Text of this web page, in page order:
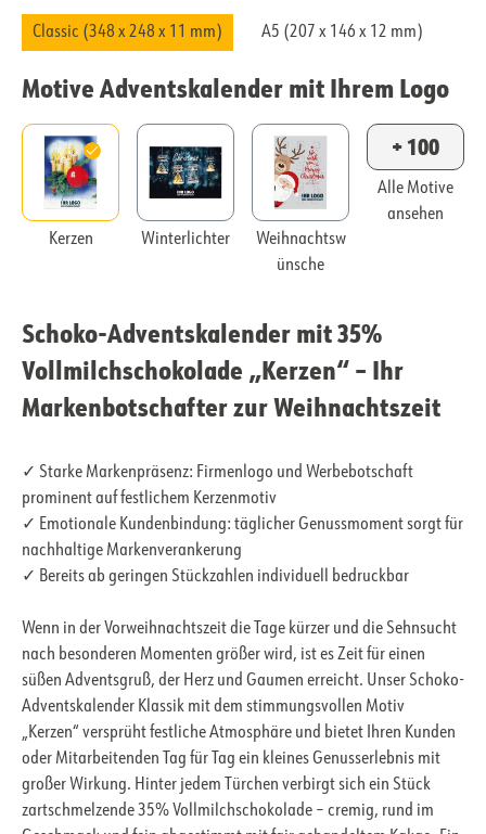
Classic (348 x 248 x 11 mm) A5 (207 x 146 x 12 mm)
Motive Adventskalender mit Ihrem Logo
Kerzen Winterlichter
Weihnachtsw
ünsche
+ 100
Alle Motive
ansehen
Schoko-Adventskalender mit 35%
Vollmilchschokolade „Kerzen“ – Ihr
Markenbotschafter zur Weihnachtszeit
✓ Starke Markenpräsenz: Firmenlogo und Werbebotschaft
prominent auf festlichem Kerzenmotiv
✓ Emotionale Kundenbindung: täglicher Genussmoment sorgt für
nachhaltige Markenverankerung
✓ Bereits ab geringen Stückzahlen individuell bedruckbar
Wenn in der Vorweihnachtszeit die Tage kürzer und die Sehnsucht
nach besonderen Momenten größer wird, ist es Zeit für einen
süßen Adventsgruß, der Herz und Gaumen erreicht. Unser Schoko-
Adventskalender Klassik mit dem stimmungsvollen Motiv
„Kerzen“ versprüht festliche Atmosphäre und bietet Ihren Kunden
oder Mitarbeitenden Tag für Tag ein kleines Genusserlebnis mit
großer Wirkung. Hinter jedem Türchen verbirgt sich ein Stück
zartschmelzende 35% Vollmilchschokolade – cremig, rund im